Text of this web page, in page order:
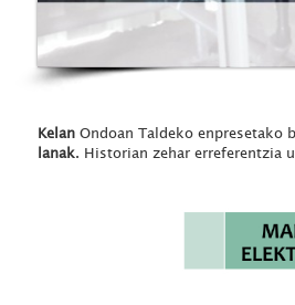
KelanOndoan Taldeko enpresetako
lanak. Historian zehar erreferentzia